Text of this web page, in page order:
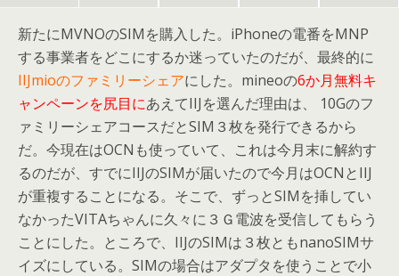
新たにMVNOのSIMを購入した。iPhoneの電番をMNP
する事業者をどこにするか迷っていたのだが、最終的に
IIJmioのファミリーシェアにした。mineoの6か月無料キ
ャンペーンを尻目にあえてIIJを選んだ理由は、 10Gのフ
ァミリーシェアコースだとSIM３枚を発行できるから
だ。今現在はOCNも使っていて、これは今月末に解約す
るのだが、すでにIIJのSIMが届いたので今月はOCNとIIJ
が重複することになる。そこで、ずっとSIMを挿してい
なかったVITAちゃんに久々に３Ｇ電波を受信してもらう
ことにした。ところで、IIJのSIMは３枚ともnanoSIMサ
イズにしている。SIMの場合はアダプタを使うことで小